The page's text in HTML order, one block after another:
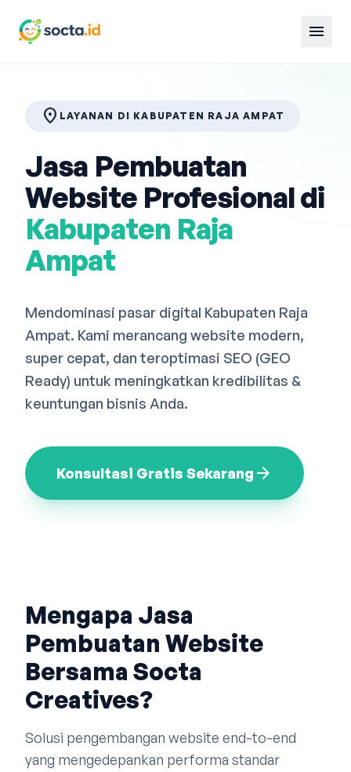
menu
Bahasa Indonesia English 中文
location_on LAYANAN DI KABUPATEN RAJA AMPAT
Jasa Pembuatan
Website Profesional di
Kabupaten Raja
Ampat
Mendominasi pasar digital Kabupaten Raja
Ampat. Kami merancang website modern,
super cepat, dan teroptimasi SEO (GEO
Ready) untuk meningkatkan kredibilitas &
keuntungan bisnis Anda.
Konsultasi Gratis Sekarang arrow_forward
Mengapa Jasa
Pembuatan Website
Bersama Socta
Creatives?
Solusi pengembangan website end-to-end
yang mengedepankan performa standar